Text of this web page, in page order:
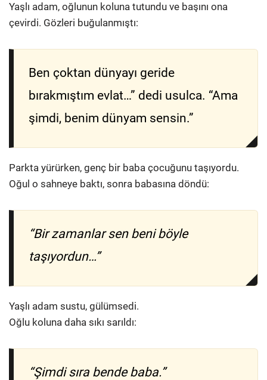
Yaşlı adam, oğlunun koluna tutundu ve başını ona
çevirdi. Gözleri buğulanmıştı:
Ben çoktan dünyayı geride
bırakmıştım evlat…” dedi usulca. “Ama
şimdi, benim dünyam sensin.”
Parkta yürürken, genç bir baba çocuğunu taşıyordu.
Oğul o sahneye baktı, sonra babasına döndü:
“Bir zamanlar sen beni böyle
taşıyordun…”
Yaşlı adam sustu, gülümsedi.
Oğlu koluna daha sıkı sarıldı:
“Şimdi sıra bende baba.”